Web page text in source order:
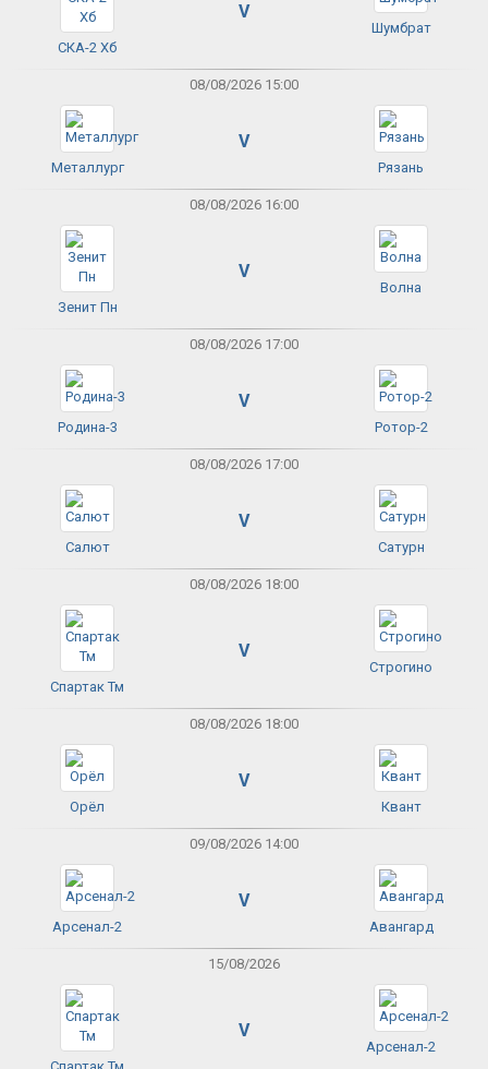
СКА-2 Хб
V
Шумбрат
08/08/2026 15:00
Металлург
V
Рязань
08/08/2026 16:00
Зенит Пн
V
Волна
08/08/2026 17:00
Родина-3
V
Ротор-2
08/08/2026 17:00
Салют
V
Сатурн
08/08/2026 18:00
Спартак Тм
V
Строгино
08/08/2026 18:00
Орёл
V
Квант
09/08/2026 14:00
Арсенал-2
V
Авангард
15/08/2026
V
Арсенал-2